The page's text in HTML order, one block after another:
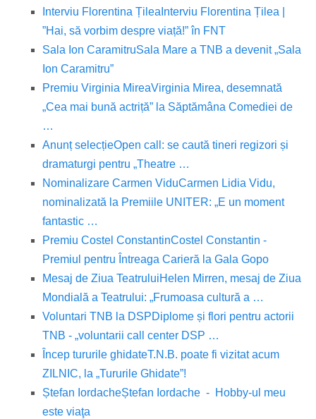
Interviu Florentina Țilea Interviu Florentina Țilea |
”Hai, să vorbim despre viață!” în FNT
Sala Ion CaramitruSala Mare a TNB a devenit „Sala
Ion Caramitru”
Premiu Virginia MireaVirginia Mirea, desemnată
„Cea mai bună actriță” la Săptămâna Comediei de
…
Anunț selecțieOpen call: se caută tineri regizori și
dramaturgi pentru „Theatre …
Nominalizare Carmen ViduCarmen Lidia Vidu,
nominalizată la Premiile UNITER: „E un moment
fantastic …
Premiu Costel ConstantinCostel Constantin -
Premiul pentru Întreaga Carieră la Gala Gopo
Mesaj de Ziua TeatruluiHelen Mirren, mesaj de Ziua
Mondială a Teatrului: „Frumoasa cultură a …
Voluntari TNB la DSPDiplome și flori pentru actorii
TNB - „voluntarii call center DSP …
Încep tururile ghidateT.N.B. poate fi vizitat acum
ZILNIC, la „Tururile Ghidate”!
Ștefan IordacheȘtefan Iordache - Hobby-ul meu
este viaţa